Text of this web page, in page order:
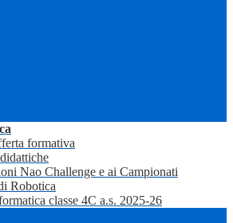
formativa
Nao Challenge e ai Campionati
Robotica
classe 4C a.s. 2025-26